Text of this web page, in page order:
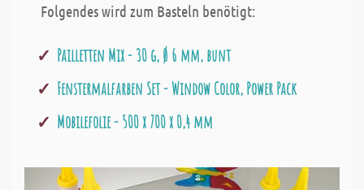
Folgendes wird zum Basteln benötigt:
Pailletten Mix - 30 g, Ø 6 mm, bunt
Fenstermalfarben Set - Window Color, Power Pack
Mobilefolie - 500 x 700 x 0,4 mm